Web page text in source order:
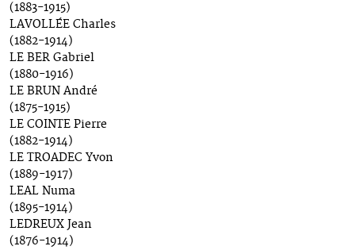
(1883-1915)
LAVOLLÉE Charles
(1882-1914)
LE BER Gabriel
(1880-1916)
LE BRUN André
(1875-1915)
LE COINTE Pierre
(1882-1914)
LE TROADEC Yvon
(1889-1917)
LEAL Numa
(1895-1914)
LEDREUX Jean
(1876-1914)